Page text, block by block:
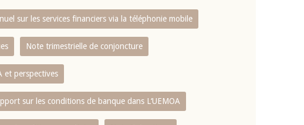
sur les services financiers via la téléphonie mobile
Note trimestrielle de conjoncture
et perspectives
sur les conditions de banque dans L‘UEMOA